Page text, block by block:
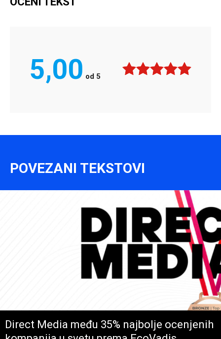
5,00 od 5
POVEZANI TEKSTOVI
Direct Media među 35% najbolje ocenjenih